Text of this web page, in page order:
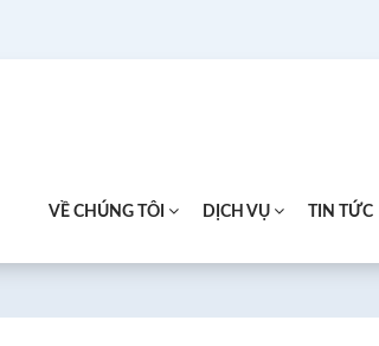
VỀ CHÚNG TÔI DỊCH VỤ TIN TỨC